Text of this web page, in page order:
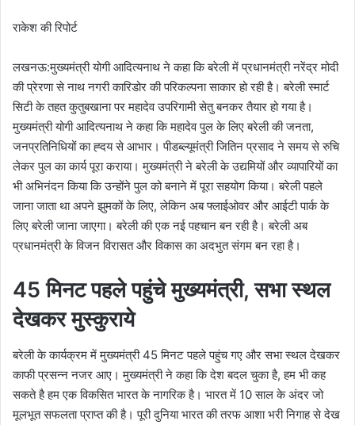
राकेश की रिपोर्ट
लखनऊ:मुख्यमंत्री योगी आदित्यनाथ ने कहा कि बरेली में प्रधानमंत्री नरेंद्र मोदी
की प्रेरणा से नाथ नगरी कारिडोर की परिकल्पना साकार हो रही है। बरेली स्मार्ट
सिटी के तहत कुतुबखाना पर महादेव उपरिगामी सेतु बनकर तैयार हो गया है।
मुख्यमंत्री योगी आदित्यनाथ ने कहा कि महादेव पुल के लिए बरेली की जनता,
जनप्रतिनिधियों का ह्दय से आभार। पीडब्ल्यूमंत्री जितिन प्रसाद ने समय से रुचि
लेकर पुल का कार्य पूरा कराया। मुख्यमंत्री ने बरेली के उद्यमियों और व्यापारियों का
भी अभिनंदन किया कि उन्होंने पुल को बनाने में पूरा सहयोग किया। बरेली पहले
जाना जाता था अपने झुमकों के लिए, लेकिन अब फ्लाईओवर और आईटी पार्क के
लिए बरेली जाना जाएगा। बरेली की एक नई पहचान बन रही है। बरेली अब
प्रधानमंत्री के विजन विरासत और विकास का अदभुत संगम बन रहा है।
45 मिनट पहले पहुंचे मुख्यमंत्री, सभा स्थल
देखकर मुस्कुराये
बरेली के कार्यक्रम में मुख्यमंत्री 45 मिनट पहले पहुंच गए और सभा स्थल देखकर
काफी प्रसन्न नजर आए। मुख्यमंत्री ने कहा कि देश बदल चुका है, हम भी कह
सकते है हम एक विकसित भारत के नागरिक है। भारत में 10 साल के अंदर जो
मूलभूत सफलता प्राप्त की है। पूरी दुनिया भारत की तरफ आशा भरी निगाह से देख